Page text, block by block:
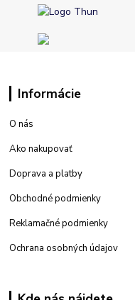
Informácie
O nás
Ako nakupovať
Doprava a platby
Obchodné podmienky
Reklamačné podmienky
Ochrana osobných údajov